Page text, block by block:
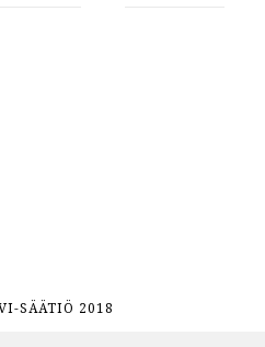
SÄÄTIÖ 2018